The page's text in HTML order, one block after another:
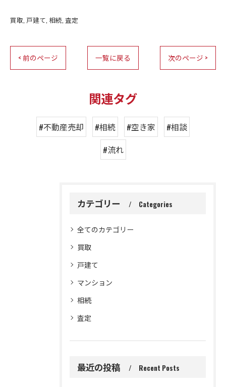
買取 戸建て 相続 査定
< 前のページ 一覧に戻る 次のページ >
関連タグ
#不動産売却 #相続 #空き家
#相談
#流れ
カテゴリー Categories
全てのカテゴリー
買取
戸建て
マンション
相続
査定
最近の投稿 Recent Posts